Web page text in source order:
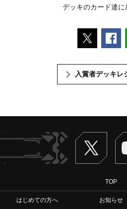
デッキのカード達に
ポスト
入賞者デッキレ
Twitter
TOP
はじめての方へ お知らせ